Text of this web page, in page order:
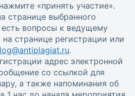
«принять участие».
странице выбранного
есть вопросы к ведущему
на странице регистрации или
.
адрес электронной
со ссылкой для
а также напоминания об